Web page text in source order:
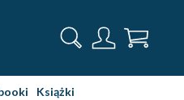
Książki